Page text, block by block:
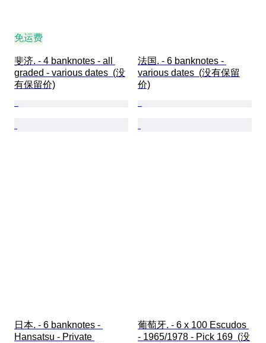
免运费
斐济. - 4 banknotes - all
graded - various dates  (没
有保留价)
法国. - 6 banknotes -
various dates  (没有保留
价)
日本. - 6 banknotes -
Hansatsu - Private
葡萄牙. - 6 x 100 Escudos
- 1965/1978 - Pick 169  (没